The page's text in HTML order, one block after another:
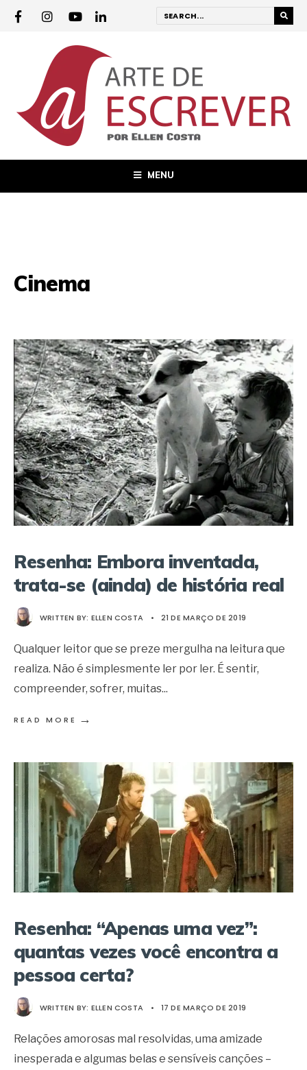
MENU
Cinema
Resenha: Embora inventada,
trata-se (ainda) de história real
WRITTEN BY: ELLEN COSTA • 21 DE MARÇO DE 2019
Qualquer leitor que se preze mergulha na leitura que
realiza. Não é simplesmente ler por ler. É sentir,
compreender, sofrer, muitas...
READ MORE →
Resenha: “Apenas uma vez”:
quantas vezes você encontra a
pessoa certa?
WRITTEN BY: ELLEN COSTA • 17 DE MARÇO DE 2019
Relações amorosas mal resolvidas, uma amizade
inesperada e algumas belas e sensíveis canções –